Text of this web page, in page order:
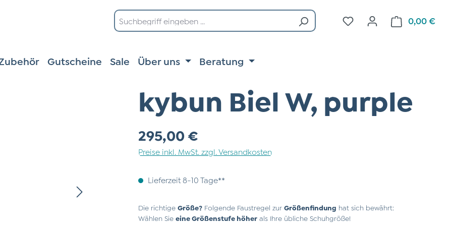
Du hast 0 Produkte auf
0,00 €
Gutscheine Sale Über uns Beratung
kybun Biel W, purple
Regulärer Preis:
295,00 €
Preise inkl. MwSt. zzgl. Versandkosten
Lieferzeit 8-10 Tage**
Die richtige Größe? Folgende Faustregel zur Größenfindung hat sich bewährt:
Wählen Sie eine Größenstufe höher als Ihre übliche Schuhgröße!